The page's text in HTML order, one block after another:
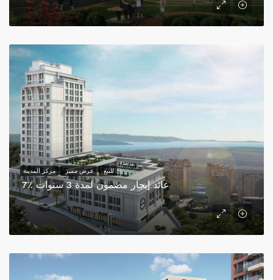
7٪ عائد إيجار مضمون لمدة 3 سنوات
للبيع عرض مميز مركز المدينة